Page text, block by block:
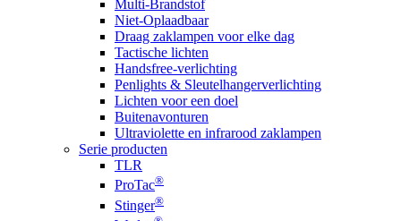
Multi-Brandstof
Niet-Oplaadbaar
Draag zaklampen voor elke dag
Tactische lichten
Handsfree-verlichting
Penlights & Sleutelhangerverlichting
Lichten voor een doel
Buitenavonturen
Ultraviolette en infrarood zaklampen
Serie producten
TLR
ProTac®
Stinger®